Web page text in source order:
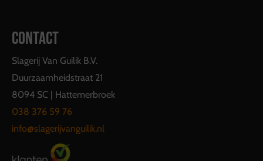
CONTACT
Slagerij Van Guilik B.V.
Duurzaamheidstraat 21
8094 SC | Hattemerbroek
038 376 59 76
info@slagerijvanguilik.nl